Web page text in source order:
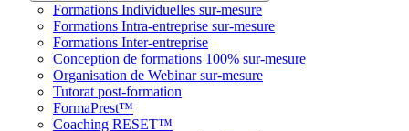
Formations Individuelles sur-mesure
Formations Intra-entreprise sur-mesure
Formations Inter-entreprise
Conception de formations 100% sur-mesure
Organisation de Webinar sur-mesure
Tutorat post-formation
FormaPrest™
Coaching RESET™